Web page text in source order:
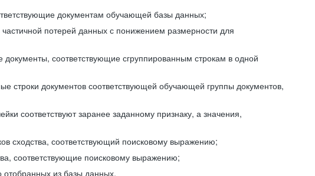
документам обучающей базы данных;
потерей данных с понижением размерности для
соответствующие сгруппированным строкам в одной
строки документов соответствующей обучающей группы документов,
соответствуют заранее заданному признаку, а значения,
сходства, соответствующий поисковому выражению;
соответствующие поисковому выражению;
из базы данных.